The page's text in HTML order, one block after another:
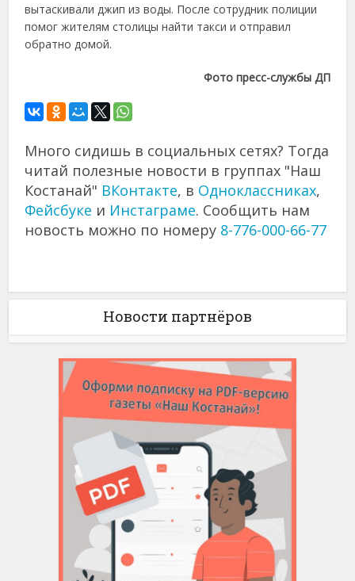
вытаскивали джип из воды. После сотрудник полиции
помог жителям столицы найти такси и отправил
обратно домой.
Фото пресс-службы ДП
Много сидишь в социальных сетях? Тогда
читай полезные новости в группах "Наш
Костанай" ВКонтакте, в Одноклассниках,
Фейсбуке и Инстаграме. Сообщить нам
новость можно по номеру 8-776-000-66-77
Новости партнёров